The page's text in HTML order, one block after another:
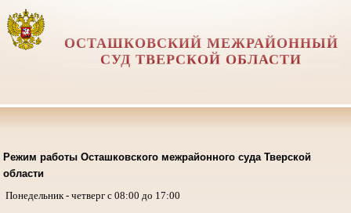
ОСТАШКОВСКИЙ МЕЖРАЙОННЫЙ
СУД ТВЕРСКОЙ ОБЛАСТИ
Режим работы Осташковского межрайонного суда Тверской
области
Понедельник - четверг с 08:00 до 17:00